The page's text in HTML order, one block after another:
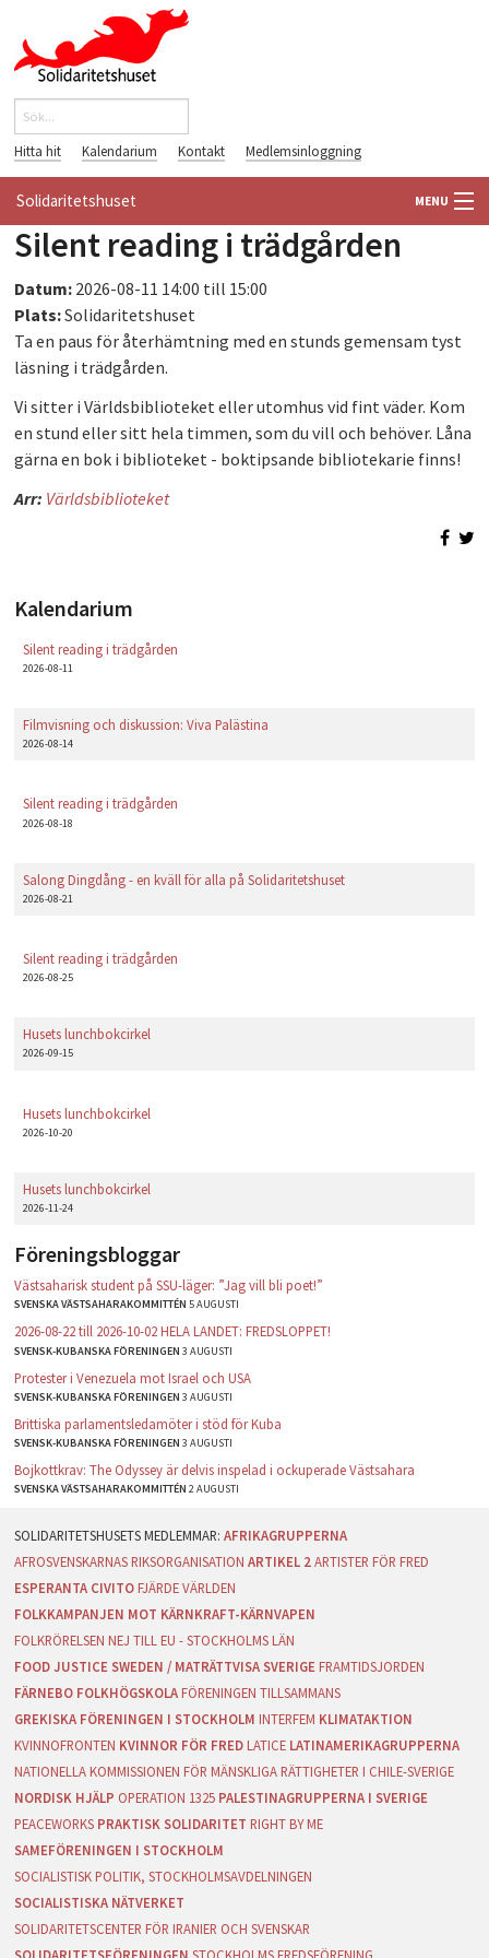
Hoppa till huvudinnehåll
Sökformulär
Hitta hit Kalendarium Kontakt Medlemsinloggning
Solidaritetshuset MENU
HEM
FÖRENINGAR
VÄRLDSBIBLIOTEKET
PÅ GÅNG
Silent reading i trädgården
Datum: 2026-08-11 14:00 till 15:00
Plats:Solidaritetshuset
Ta en paus för återhämtning med en stunds gemensam tyst
läsning i trädgården.
Vi sitter i Världsbiblioteket eller utomhus vid fint väder. Kom
en stund eller sitt hela timmen, som du vill och behöver. Låna
gärna en bok i biblioteket - boktipsande bibliotekarie finns!
Arr: Världsbiblioteket
Kalendarium
Silent reading i trädgården
2026-08-11
Filmvisning och diskussion: Viva Palästina
2026-08-14
Silent reading i trädgården
2026-08-18
Salong Dingdång - en kväll för alla på Solidaritetshuset
2026-08-21
Silent reading i trädgården
2026-08-25
Husets lunchbokcirkel
2026-09-15
Husets lunchbokcirkel
2026-10-20
Husets lunchbokcirkel
2026-11-24
Föreningsbloggar
Västsaharisk student på SSU-läger: ”Jag vill bli poet!”
SVENSKA VÄSTSAHARAKOMMITTÉN5 AUGUSTI
2026-08-22 till 2026-10-02 HELA LANDET: FREDSLOPPET!
SVENSK-KUBANSKA FÖRENINGEN3 AUGUSTI
Protester i Venezuela mot Israel och USA
SVENSK-KUBANSKA FÖRENINGEN3 AUGUSTI
Brittiska parlamentsledamöter i stöd för Kuba
SVENSK-KUBANSKA FÖRENINGEN3 AUGUSTI
Bojkottkrav: The Odyssey är delvis inspelad i ockuperade Västsahara
SVENSKA VÄSTSAHARAKOMMITTÉN2 AUGUSTI
AFRIKAGRUPPERNA
AFROSVENSKARNAS RIKSORGANISATION ARTIKEL 2 ARTISTER FÖR FRED
ESPERANTA CIVITO FJÄRDE VÄRLDEN
FOLKKAMPANJEN MOT KÄRNKRAFT-KÄRNVAPEN
FOLKRÖRELSEN NEJ TILL EU - STOCKHOLMS LÄN
FOOD JUSTICE SWEDEN / MATRÄTTVISA SVERIGE FRAMTIDSJORDEN
FÄRNEBO FOLKHÖGSKOLA FÖRENINGEN TILLSAMMANS
GREKISKA FÖRENINGEN I STOCKHOLM INTERFEM KLIMATAKTION
KVINNOFRONTEN KVINNOR FÖR FRED LATICE LATINAMERIKAGRUPPERNA
NATIONELLA KOMMISSIONEN FÖR MÄNSKLIGA RÄTTIGHETER I CHILE-SVERIGE
NORDISK HJÄLP OPERATION 1325 PALESTINAGRUPPERNA I SVERIGE
PEACEWORKS PRAKTISK SOLIDARITET RIGHT BY ME
SAMEFÖRENINGEN I STOCKHOLM
SOCIALISTISK POLITIK, STOCKHOLMSAVDELNINGEN
SOCIALISTISKA NÄTVERKET
SOLIDARITETSCENTER FÖR IRANIER OCH SVENSKAR